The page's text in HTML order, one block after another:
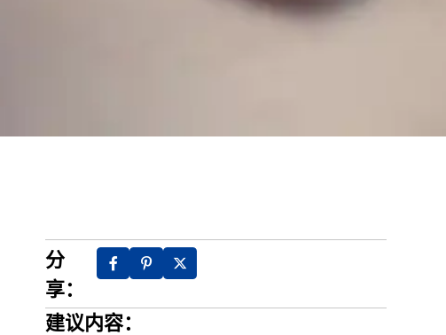
分
享：
建议内容：